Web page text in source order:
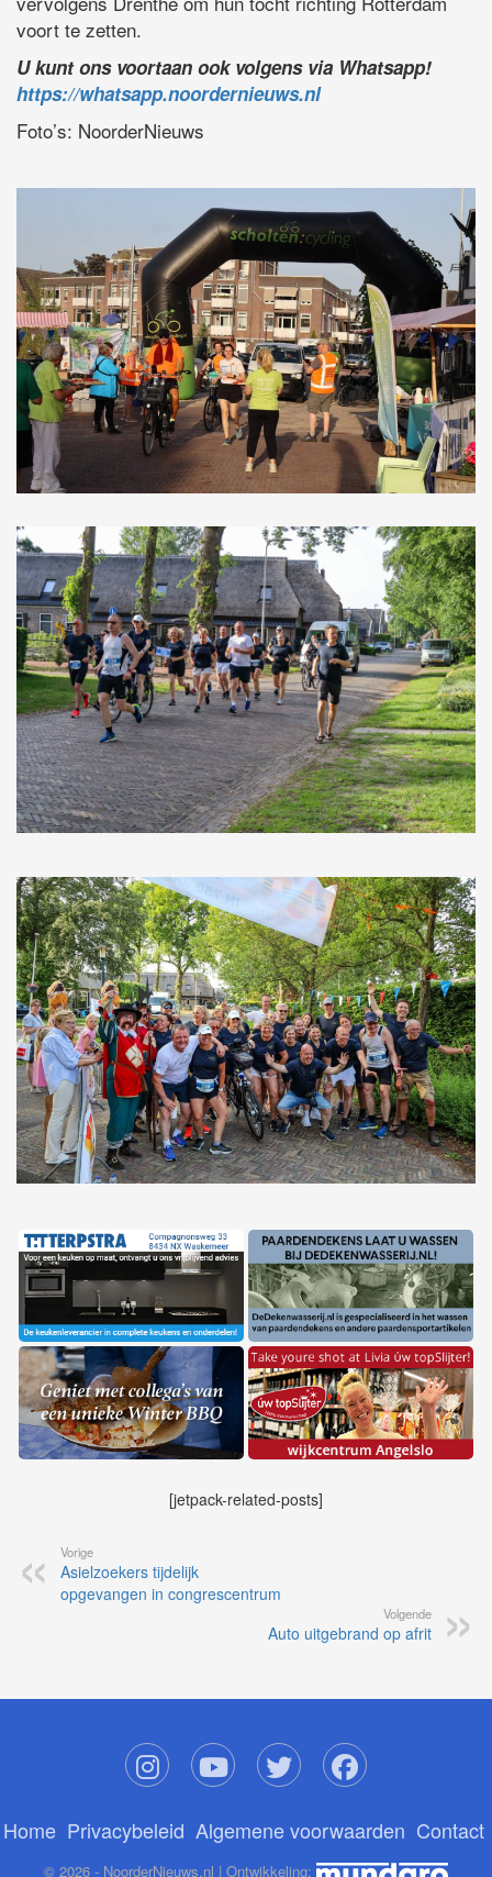
voort te zetten.
U kunt ons voortaan ook volgens via Whatsapp!
https://whatsapp.noordernieuws.nl
Foto’s: NoorderNieuws
[jetpack-related-posts]
Vorige
Asielzoekers tijdelijk
opgevangen in congrescentrum
Volgende
Auto uitgebrand op afrit
Home Privacybeleid Algemene voorwaarden Contact
© 2026 - NoorderNieuws.nl | Ontwikkeling: